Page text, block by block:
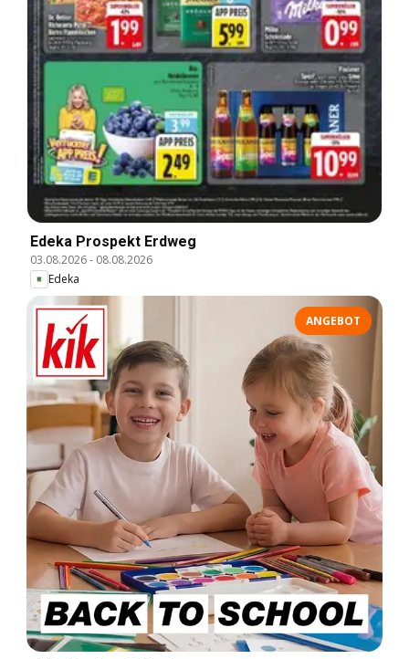
Edeka Prospekt Erdweg
03.08.2026- 08.08.2026
Edeka
ANGEBOT